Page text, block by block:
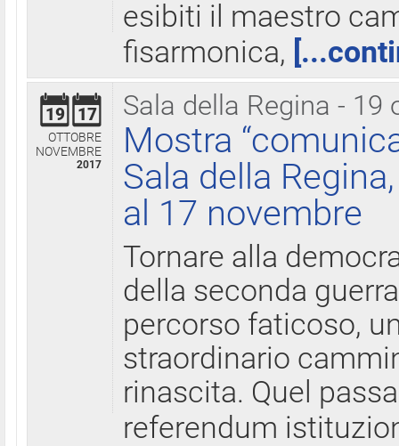
esibiti il maestro
fisarmonica,
Sala della Regina - 19
19 17
OTTOBRE
NOVEMBRE
2017
Mostra
Sala della
al 17 novembre
Tornare alla
della seconda
percorso faticoso,
straordinario
rinascita. Quel
referendum